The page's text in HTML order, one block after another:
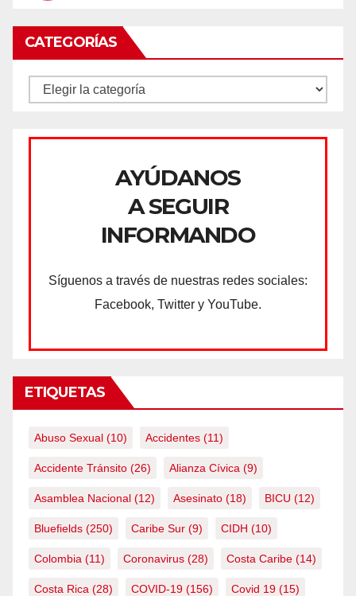
CATEGORÍAS
CATEGORÍAS
AYÚDANOS
A SEGUIR
INFORMANDO
Síguenos a través de nuestras redes sociales:
Facebook, Twitter y YouTube.
ETIQUETAS
Abuso Sexual (10) Accidentes (11)
Accidente Tránsito (26) Alianza Cívica (9)
Asamblea Nacional (12) Asesinato (18) BICU (12)
Bluefields (250) Caribe Sur (9) CIDH (10)
Colombia (11) Coronavirus (28) Costa Caribe (14)
Costa Rica (28) COVID-19 (156) Covid 19 (15)